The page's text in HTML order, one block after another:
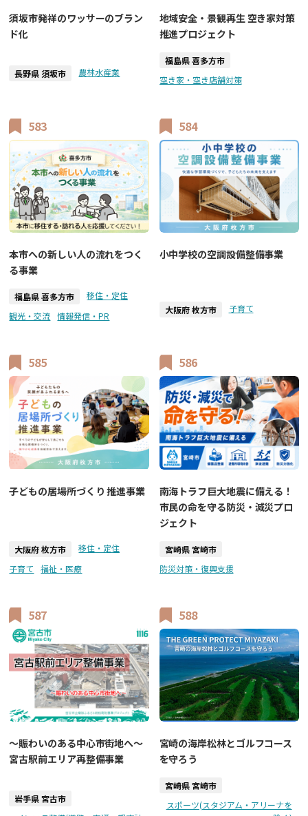
須坂市発祥のワッサーのブラン
ド化
長野県 須坂市 農林水産業
地域安全・景観再生 空き家対策
推進プロジェクト
福島県 喜多方市
空き家・空き店舗対策
583
本市への新しい人の流れをつく
る事業
福島県 喜多方市
移住・定住
観光・交流
情報発信・PR
584
小中学校の空調設備整備事業
大阪府 枚方市 子育て
585
子どもの居場所づくり 推進事業
大阪府 枚方市
移住・定住
子育て
福祉・医療
586
南海トラフ巨大地震に備える！
市民の命を守る防災・減災プロ
ジェクト
宮崎県 宮崎市
防災対策・復興支援
587
～賑わいのある中心市街地へ～
宮古駅前エリア再整備事業
岩手県 宮古市
588
宮崎の海岸松林とゴルフコース
を守ろう
宮崎県 宮崎市
スポーツ(スタジアム・アリーナを